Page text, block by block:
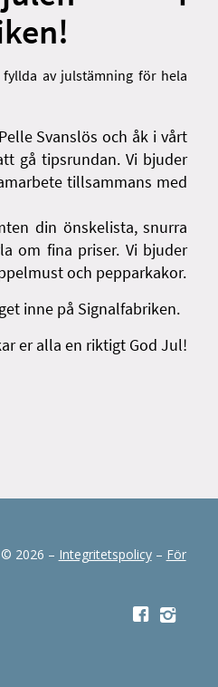
av julstämning för hela
Svanslös och åk i vårt
gå tipsrundan. Vi bjuder
tillsammans med
din önskelista, snurra
om fina priser. Vi bjuder
och pepparkakor.
inne på Signalfabriken.
er alla en riktigt God Jul!
2026 – Integritetspolicy– För